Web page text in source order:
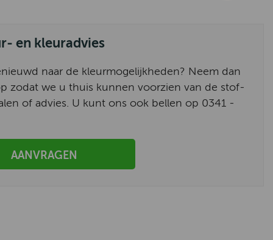
en kleuradvies
naar de kleurmogelijkheden? Neem dan
zodat we u thuis kunnen voorzien van de stof-
of advies. U kunt ons ook bellen op 0341 -
AANVRAGEN